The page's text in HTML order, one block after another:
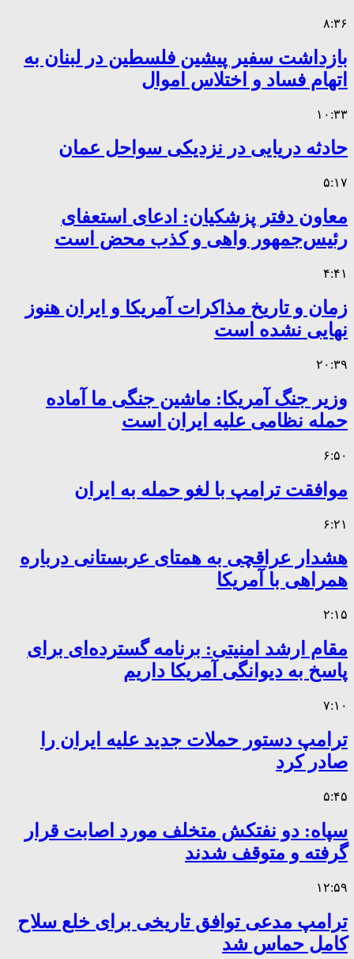
۸:۳۶
بازداشت سفیر پیشین فلسطین در لبنان به
اتهام فساد و اختلاس اموال
۱۰:۳۳
حادثه دریایی در نزدیکی سواحل عمان
۵:۱۷
معاون دفتر پزشکیان: ادعای استعفای
رئیس‌جمهور واهی و کذب محض است
۴:۴۱
زمان و تاریخ مذاکرات آمریکا و ایران هنوز
نهایی نشده است
۲۰:۳۹
وزیر جنگ آمریکا: ماشین جنگی ما آماده
حمله نظامی علیه ایران است
۶:۵۰
موافقت ترامپ با لغو حمله به ایران
۶:۲۱
هشدار عراقچی به همتای عربستانی درباره
همراهی با آمریکا
۲:۱۵
مقام ارشد امنیتی: برنامه گسترده‌ای برای
پاسخ به دیوانگی آمریکا داریم
۷:۱۰
ترامپ دستور حملات جدید علیه ایران را
صادر کرد
۵:۴۵
سپاه: دو نفتکش متخلف مورد اصابت قرار
گرفته و متوقف شدند
۱۲:۵۹
ترامپ مدعی توافق تاریخی برای خلع سلاح
کامل حماس شد